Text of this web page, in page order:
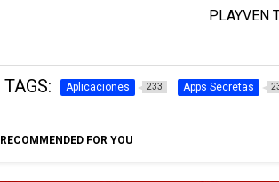
PLAYVEN
TAGS: Aplicaciones 233 Apps Secretas
RECOMMENDED FOR YOU